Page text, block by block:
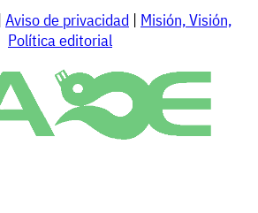
| Aviso de privacidad | Misión, Visión,
Política editorial